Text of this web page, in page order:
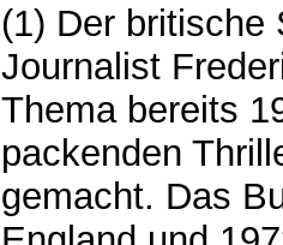
(1) Der britische
Journalist
Thema bereits
packenden
gemacht. Das